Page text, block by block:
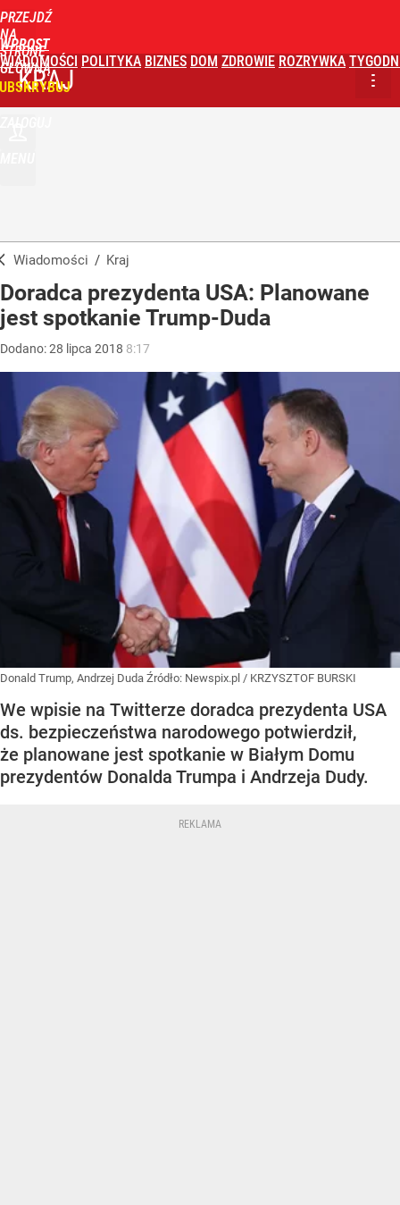
PRZEJDŹ
NA
STRONĘ
GŁÓWNĄ
WPROST
WIADOMOŚCI POLITYKA BIZNES DOM ZDROWIE ROZRYWKA
KRAJ
Wiadomości / Kraj
Doradca prezydenta USA: Planowane
jest spotkanie Trump-Duda
Dodano:28 lipca 2018 8:17
Donald Trump, Andrzej Duda Źródło: Newspix.pl / KRZYSZTOF BURSKI
We wpisie na Twitterze doradca prezydenta USA
ds. bezpieczeństwa narodowego potwierdził,
że planowane jest spotkanie w Białym Domu
prezydentów Donalda Trumpa i Andrzeja Dudy.